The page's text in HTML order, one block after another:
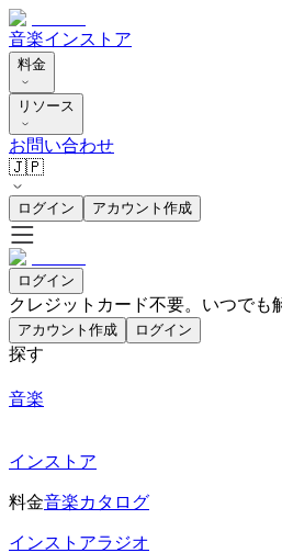
音楽インストア
料金
リソース
お問い合わせ
🇯🇵
ログイン アカウント作成
ログイン
クレジットカード不要。いつでも
アカウント作成 ログイン
探す
音楽
インストア
料金音楽カタログ
インストアラジオ